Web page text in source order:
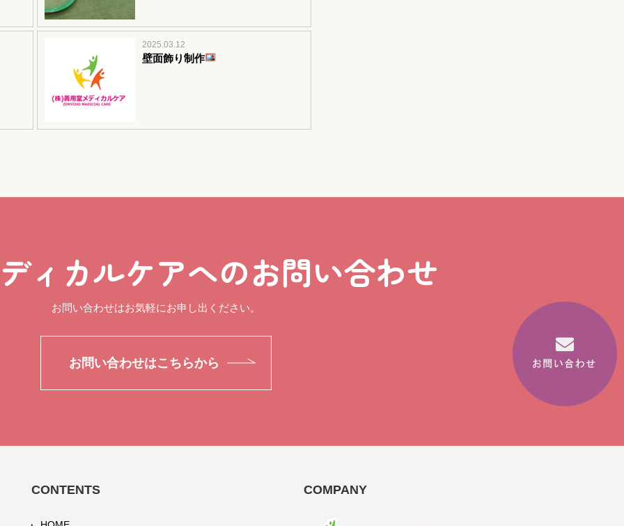
2025.03.12
壁面飾り制作
ィカルケアへのお問い合わせ
お問い合わせはお気軽にお申し出ください。
お問い合わせはこちらから
CONTENTS COMPANY